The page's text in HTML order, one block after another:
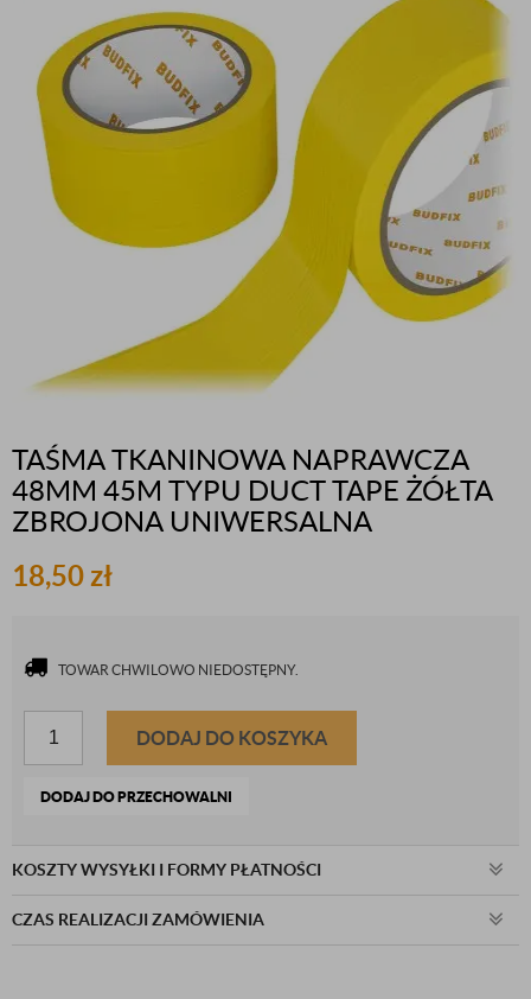
TAŚMA TKANINOWA NAPRAWCZA
48MM 45M TYPU DUCT TAPE ŻÓŁTA
ZBROJONA UNIWERSALNA
18,50zł
TOWAR CHWILOWO NIEDOSTĘPNY.
DODAJ DO KOSZYKA
DODAJ DO PRZECHOWALNI
KOSZTY WYSYŁKI I FORMY PŁATNOŚCI
CZAS REALIZACJI ZAMÓWIENIA